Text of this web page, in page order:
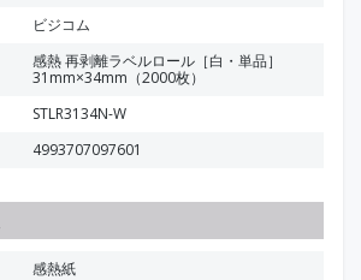
ビジコム
感熱 再剥離ラベルロール［白・単品］
31mm×34mm（2000枚）
STLR3134N-W
4993707097601
感熱紙